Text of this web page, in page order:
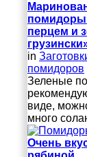
помидоры
перцем и
in
помидоров
Зеленые
виде,
много
Очень